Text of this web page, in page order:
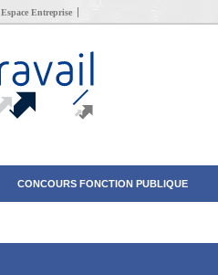
Espace Entreprise
CONCOURS FONCTION PUBLIQUE